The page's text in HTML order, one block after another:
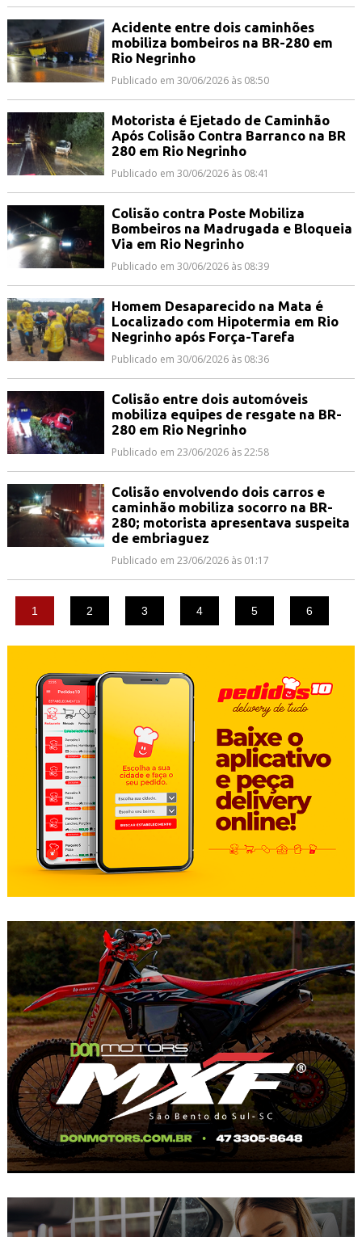
Acidente entre dois caminhões
mobiliza bombeiros na BR-280 em
Rio Negrinho
Publicado em 30/06/2026 às 08:50
Motorista é Ejetado de Caminhão
Após Colisão Contra Barranco na BR
280 em Rio Negrinho
Publicado em 30/06/2026 às 08:41
Colisão contra Poste Mobiliza
Bombeiros na Madrugada e Bloqueia
Via em Rio Negrinho
Publicado em 30/06/2026 às 08:39
Homem Desaparecido na Mata é
Localizado com Hipotermia em Rio
Negrinho após Força-Tarefa
Publicado em 30/06/2026 às 08:36
Colisão entre dois automóveis
mobiliza equipes de resgate na BR-
280 em Rio Negrinho
Publicado em 23/06/2026 às 22:58
Colisão envolvendo dois carros e
caminhão mobiliza socorro na BR-
280; motorista apresentava suspeita
de embriaguez
Publicado em 23/06/2026 às 01:17
1 2 3 4 5 6